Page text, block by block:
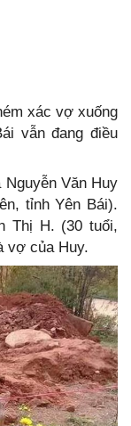
xác vợ xuống
vẫn đang điều
Văn Huy
tỉnh Yên Bái).
Thị H. (30 tuổi,
vợ của Huy.